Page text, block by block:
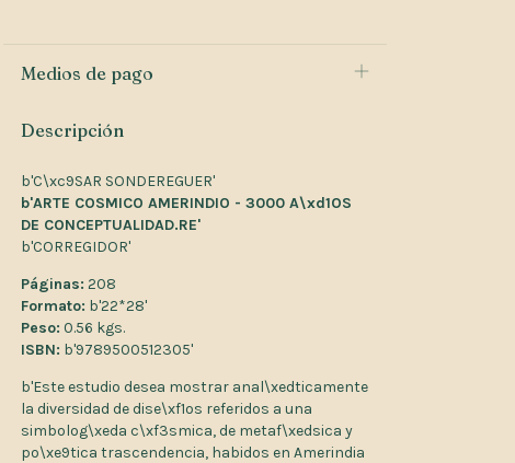
Medios de pago
Descripción
b'C\xc9SAR SONDEREGUER'
b'ARTE COSMICO AMERINDIO - 3000 A\xd1OS
DE CONCEPTUALIDAD.RE'
b'CORREGIDOR'
Páginas: 208
Formato: b'22*28'
Peso: 0.56 kgs.
ISBN: b'9789500512305'
b'Este estudio desea mostrar anal\xedticamente
la diversidad de dise\xf1os referidos a una
simbolog\xeda c\xf3smica, de metaf\xedsica y
po\xe9tica trascendencia, habidos en Amerindia